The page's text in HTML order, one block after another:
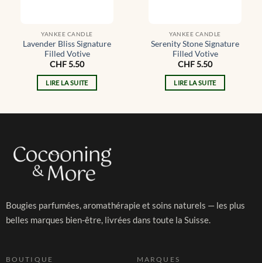
YANKEE CANDLE
Lavender Bliss Signature
Filled Votive
CHF5.50
LIRE LA SUITE
YANKEE CANDLE
Serenity Stone Signature
Filled Votive
CHF5.50
LIRE LA SUITE
Bougies parfumées, aromathérapie et soins naturels — les plus
belles marques bien-être, livrées dans toute la Suisse.
BOUTIQUE MARQUES